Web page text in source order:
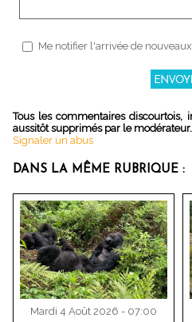
Me notifier l'arrivée de
Tous les commentaires discourtois,
aussitôt supprimés par le modérateur.
Signaler un abus
DANS LA MÊME RUBRIQUE :
Mardi 4 Août 2026 - 07:00